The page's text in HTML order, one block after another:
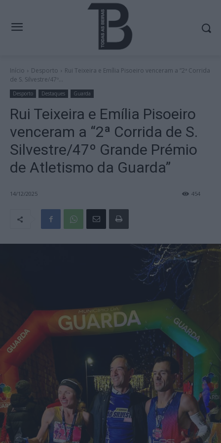
Início Desporto
Rui Teixeira e Emília Pisoeiro venceram a “2ª Corrida
de S. Silvestre/47º...
Desporto Destaques Guarda
Rui Teixeira e Emília Pisoeiro
venceram a “2ª Corrida de S.
Silvestre/47º Grande Prémio
de Atletismo da Guarda”
14/12/2025 454